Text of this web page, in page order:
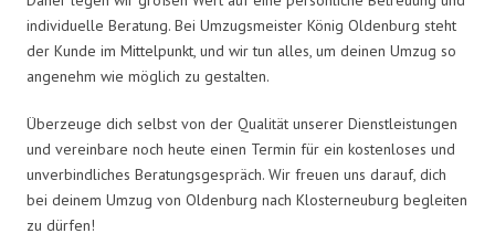
individuelle Beratung. Bei Umzugsmeister König Oldenburg steht
der Kunde im Mittelpunkt, und wir tun alles, um deinen Umzug so
angenehm wie möglich zu gestalten.
Überzeuge dich selbst von der Qualität unserer Dienstleistungen
und vereinbare noch heute einen Termin für ein kostenloses und
unverbindliches Beratungsgespräch. Wir freuen uns darauf, dich
bei deinem Umzug von Oldenburg nach Klosterneuburg begleiten
zu dürfen!